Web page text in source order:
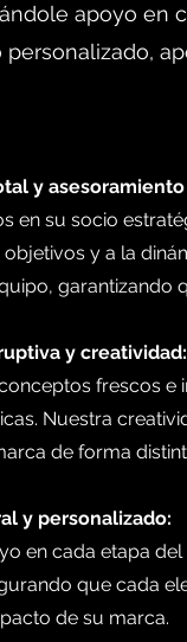
apoyo en
personalizado,
y
en su socio
y a la
garantizando
y creatividad:
frescos
Nuestra
de forma
y personalizado:
en cada etapa
que cada
de su marca.